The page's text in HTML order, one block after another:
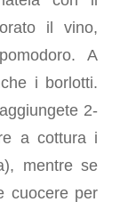
il vino,
A
i borlotti.
2-
a cottura i
mentre se
cuocere per